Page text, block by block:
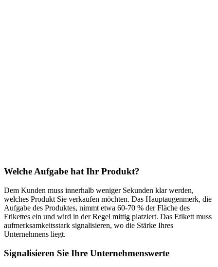
Welche Aufgabe hat Ihr Produkt?
Dem Kunden muss innerhalb weniger Sekunden klar werden,
welches Produkt Sie verkaufen möchten. Das Hauptaugenmerk, die
Aufgabe des Produktes, nimmt etwa 60-70 % der Fläche des
Etikettes ein und wird in der Regel mittig platziert. Das Etikett muss
aufmerksamkeitsstark signalisieren, wo die Stärke Ihres
Unternehmens liegt.
Signalisieren Sie Ihre Unternehmenswerte